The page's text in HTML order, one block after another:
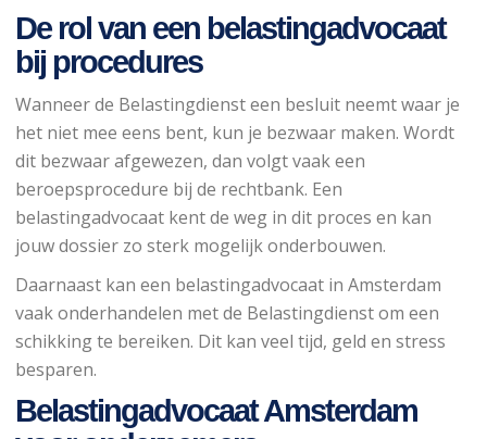
De rol van een belastingadvocaat
bij procedures
Wanneer de Belastingdienst een besluit neemt waar je
het niet mee eens bent, kun je bezwaar maken. Wordt
dit bezwaar afgewezen, dan volgt vaak een
beroepsprocedure bij de rechtbank. Een
belastingadvocaat kent de weg in dit proces en kan
jouw dossier zo sterk mogelijk onderbouwen.
Daarnaast kan een belastingadvocaat in Amsterdam
vaak onderhandelen met de Belastingdienst om een
schikking te bereiken. Dit kan veel tijd, geld en stress
besparen.
Belastingadvocaat Amsterdam